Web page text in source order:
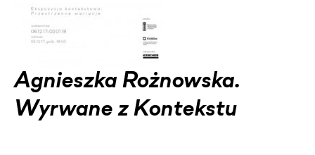
Agnieszka Rożnowska.
Wyrwane z Kontekstu